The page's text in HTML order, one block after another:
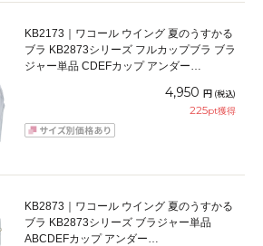
KB2173｜ワコール ウイング 夏のうすかる
ブラ KB2873シリーズ フルカップブラ ブラ
ジャー単品 CDEFカップ アンダー
4,950 円 (税込)
225pt獲得
KB2873｜ワコール ウイング 夏のうすかる
ブラ KB2873シリーズ ブラジャー単品
ABCDEFカップ アンダー